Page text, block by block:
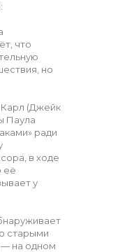
что
но
(Джейк
Паула
ради
в ходе
её
у
старыми
— на одном